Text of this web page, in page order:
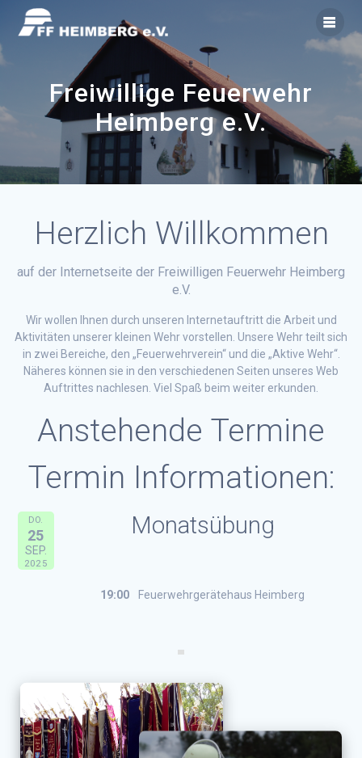
Freiwillige Feuerwehr
Heimberg e.V.
Herzlich Willkommen
auf der Internetseite der Freiwilligen Feuerwehr Heimberg
e.V.
Wir wollen Ihnen durch unseren Internetauftritt die Arbeit und
Aktivitäten unserer kleinen Wehr vorstellen. Unsere Wehr teilt sich
in zwei Bereiche, den „Feuerwehrverein“ und die „Aktive Wehr“.
Näheres können sie in den verschiedenen Seiten unseres Web
Auftrittes nachlesen. Viel Spaß beim weiter erkunden.
Anstehende Termine
Termin Informationen:
DO.
25
SEP.
2025
Monatsübung
19:00 Feuerwehrgerätehaus Heimberg